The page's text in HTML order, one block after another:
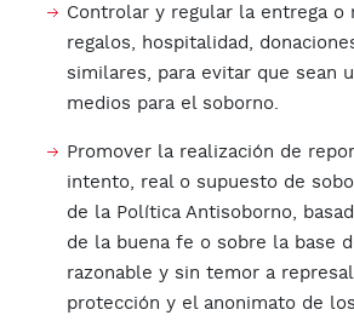
Controlar y regular la entrega o
regalos, hospitalidad,
similares, para evitar que sean
medios para el soborno.
Promover la realización de
intento, real o supuesto de
de la Política Antisoborno,
de la buena fe o sobre la base
razonable y sin temor a
protección y el anonimato de